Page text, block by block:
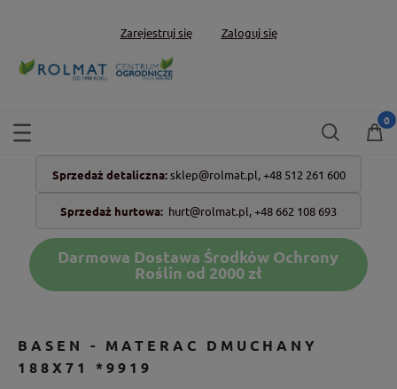
Zarejestruj się Zaloguj się
Sprzedaż detaliczna: sklep@rolmat.pl, +48 512 261 600
Sprzedaż hurtowa: hurt@rolmat.pl,+48 662 108 693
Darmowa Dostawa Środków Ochrony
Roślin od 2000 zł
BASEN - MATERAC DMUCHANY
188X71 *9919